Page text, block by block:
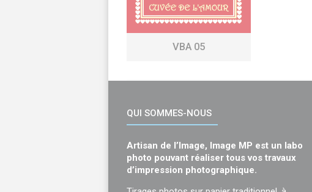
VBA 05
QUI SOMMES-NOUS
Artisan de l’Image, Image MP est un labo
photo pouvant réaliser tous vos travaux
d’impression photographique.